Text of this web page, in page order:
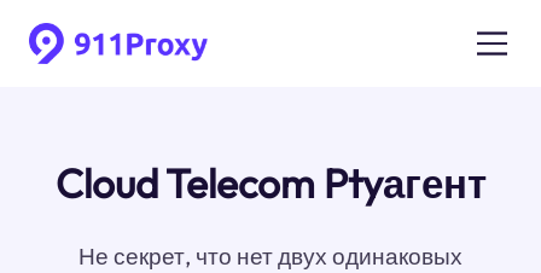
Cloud Telecom Ptyагент
Не секрет, что нет двух одинаковых